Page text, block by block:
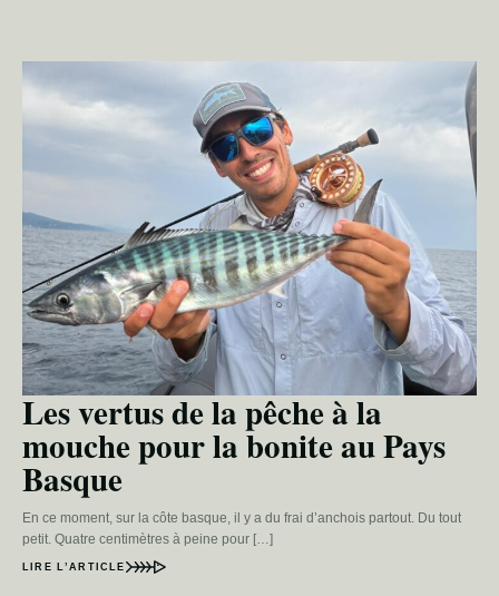
Les vertus de la pêche à la
mouche pour la bonite au Pays
Basque
En ce moment, sur la côte basque, il y a du frai d’anchois partout. Du tout
petit. Quatre centimètres à peine pour […]
LIRE L’ARTICLE